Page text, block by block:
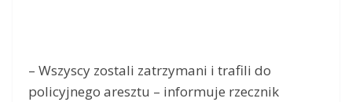
– Wszyscy zostali zatrzymani i trafili do
policyjnego aresztu – informuje rzecznik